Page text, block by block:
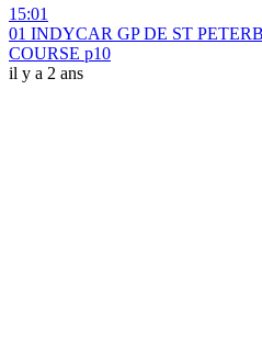
15:01
01 INDYCAR GP DE ST
COURSE p10
il y a 2 ans